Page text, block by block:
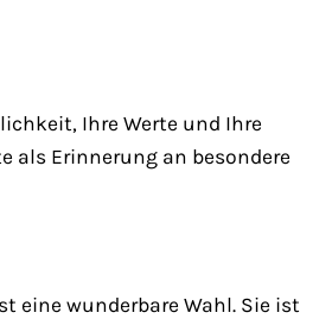
Ihre Werte und Ihre
als Erinnerung an besondere
eine wunderbare Wahl. Sie ist